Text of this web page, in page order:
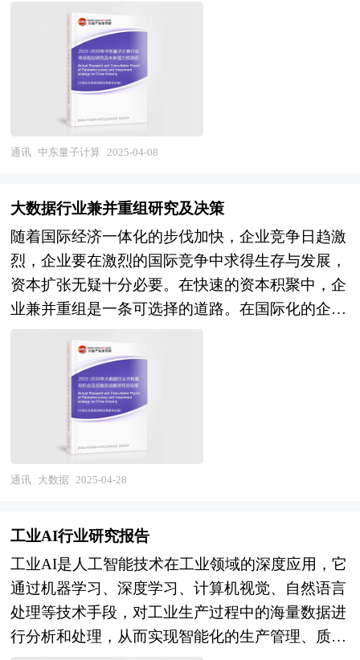
此外，通过增强现实（AR）、虚拟现实（VR）和
人工智能技术，二次元游戏将提供更加沉浸式和个
性化的游戏体验。 二次元游戏行业研究报告主要
分析了二次元游戏行业的国内外发展概况、行业的
发展环境、市场分析（市场规模、市场结构、市场
特点等）、竞争分析（行业集中度、竞争格局、竞
争组群、竞争因素等）、产品价格分析、用户分
业渠道分析、行业赢利能力、行业成长性、行业偿
债能力、行业营运能力、二次元游戏行业重点企业
分析、子行业分析、区域市场分析、行业风险分
析、行业发展前景预测及相关的经营、投资建议
等。报告研究框架全面、严谨，分析内容客观、公
的市场发展现状和未来发展趋势。 本研究咨询报
告由中研普华咨询公司领衔撰写，在大量周密的市
场调研基础上，主要依据了国家统计局、国家商务
部、国家发改委、国家经济信息中心、国务院发展
研究中心、全国商业信息中心、中国经济景气监测
中心、中国行业研究网、全国及海外多种相关报刊
分析，是企业进行市场研究工作时不可或缺的重要
参考资料，同时也可作为金融机构进行信贷分析、
证券分析、投资分析等研究工作时的参考依据。
势，例如优化算法、密码破解和大数据分析等。
中东地区，尤其是沙特阿拉伯、阿联酋和卡塔尔等
国家，正在积极布局量子计算领域。这些国家长期
以来依赖石油经济，但随着全球对低碳经济的重
视，它们希望通过量子计算优化石油和天然气的勘
探、生产和管理过程，同时推动经济多元化发展。
子技术解决能源行业的复杂问题，并计划建立量子
也受益于量子计算的高速计算能力，进一步巩固了
其在该行业的重要性。 未来，中东地区在量子计
算领域的潜力巨大。首先，中东国家的经济转型计
划（如沙特的《2030愿景》）为量子计算提供了政
策支持和资金保障。其次，中东国家通过国际合作
和本土研究机构的建立，正在逐步构建量子计算的
生态系统。例如，阿联酋启动了量子光学地面站，
沙特与国际公司合作开发量子算法，这些举措将加
速量子技术的商业化应用。最后，随着全球量子计
算技术的成熟，中东国家有望在能源、金融和通信
等领域实现突破，成为量子计算研究和应用的领导
通讯 中东量子计算 2025-04-08
大数据行业兼并重组研究及决策
随着国际经济一体化的步伐加快，企业竞争日趋激
烈，企业要在激烈的国际竞争中求得生存与发展，
资本扩张无疑十分必要。在快速的资本积聚中，企
业兼并重组是一条可选择的道路。在国际化的企业
造我国企业的航空母舰显得尤为重要。企业兼并重
组对我国企业明晰产权，完善企业的治理结构及建
立现代企业制度也意义重大。 并购重组是结构调
整、提高行业整体素质的重要手段，尤其在产业发
展到规模竞争的当下。从并购涉及的行业来看，新
兴行业的加入凸显当前的经济转型轨迹。随着新兴
占的比重越来越大，新兴产业将逐步取代煤炭、钢
要驱动力量。 中研普华发布《2025-2030年大数据
行业并购重组机会及投融资战略研究咨询报告》由
资深专家和研究人员通过周密的市场调研，依据国
家统计局、政府部门机构发布的最新权威数据，并
通讯 大数据 2025-04-28
工业AI行业研究报告
工业AI是人工智能技术在工业领域的深度应用，它
通过机器学习、深度学习、计算机视觉、自然语言
处理等技术手段，对工业生产过程中的海量数据进
行分析和处理，从而实现智能化的生产管理、质量